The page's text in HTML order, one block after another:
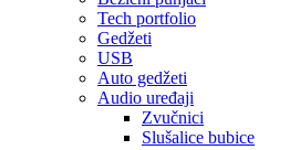
Tech portfolio
Gedžeti
USB
Auto gedžeti
Audio uređaji
Zvučnici
Slušalice bubice